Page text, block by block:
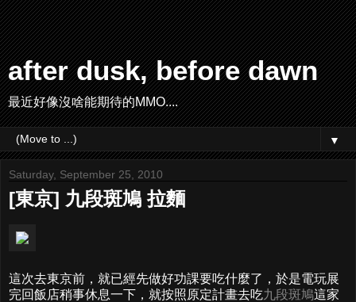
after dusk, before dawn
最近好像沒啥能期待的MMO....
▼
Saturday, September 25, 2010
[東京] 九段斑鳩 拉麵
這次去東京前，就已經先做好功課要吃什麼了，於是電玩展
完回飯店稍事休息一下，就按照原定計畫去吃九段斑鳩這家